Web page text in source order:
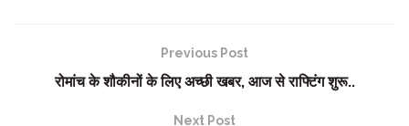
Previous Post
रोमांच के शौकीनों के लिए अच्छी खबर, आज से राफ्टिंग शुरू..
Next Post